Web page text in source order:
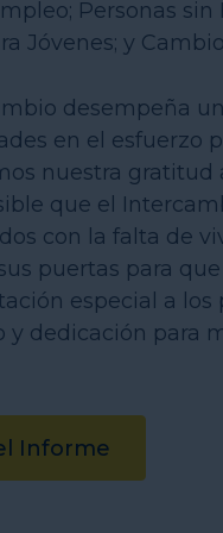
Personas
Jóvenes; y
desempeña
en el esfuerzo
nuestra gratitud
que el
con la falta de
puertas para
especial a
y dedicación para
Informe